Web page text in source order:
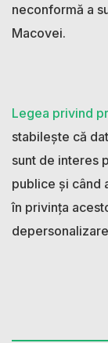
neconformă a
Macovei.
Legea privind
stabileşte că
sunt de interes
publice şi când
în privinţa